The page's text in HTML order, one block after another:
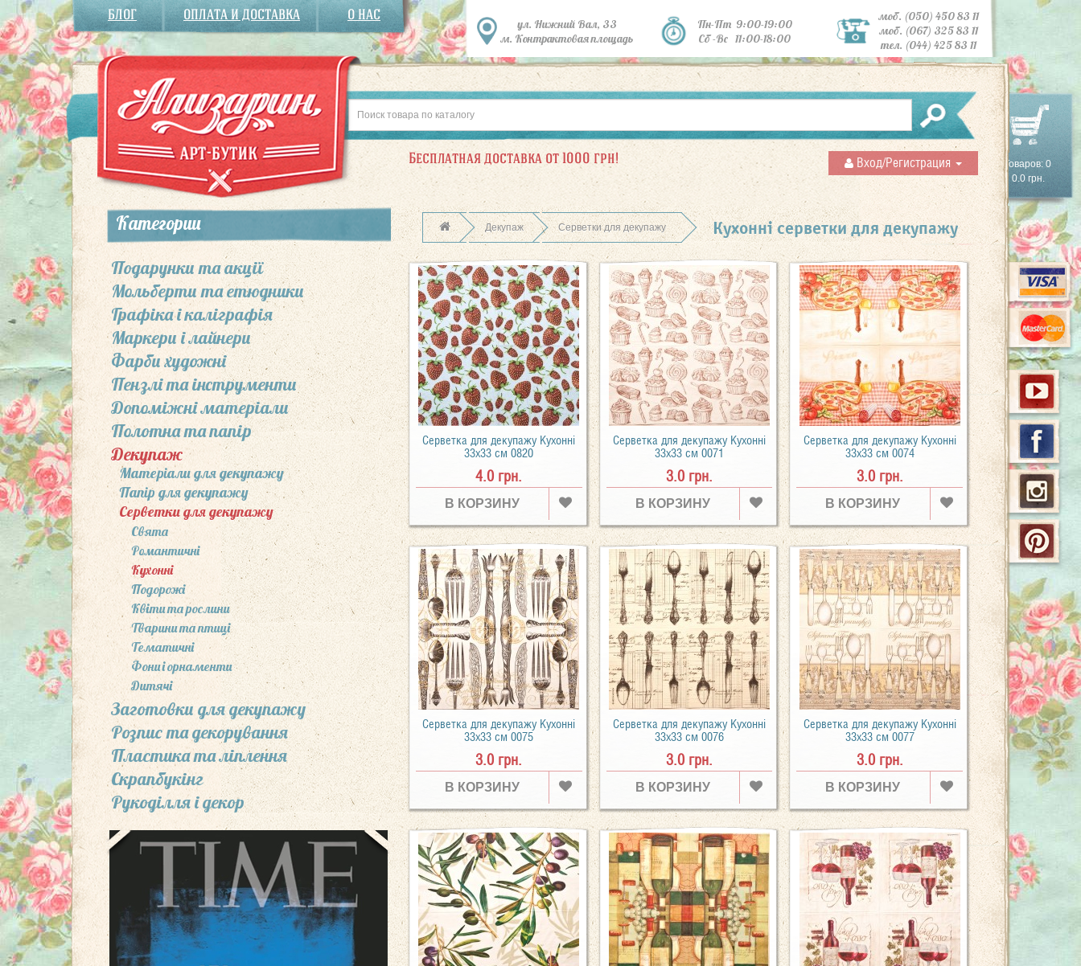
БЛОГ ОПЛАТА И ДОСТАВКА О НАС
ул. Нижний Вал, 33
м. Контрактовая площадь
Пн-Пт 9:00-19:00
Сб -Вс 11:00-18:00
моб. (050) 450 83 11
моб. (067) 325 83 11
тел. (044) 425 83 11
Товаров: 0
0.0 грн.
Бесплатная доставка от 1000 грн! Вход/Регистрация
Категории
Подарунки та акції
Мольберти та етюдники
Графіка і каліграфія
Маркери і лайнери
Фарби художні
Пензлі та інcтрументи
Допоміжні матеріали
Полотна та папір
Декупаж
Матеріали для декупажу
Папір для декупажу
Серветки для декупажу
Свята
Романтичні
Кухонні
Подорожі
Квіти та рослини
Тварини та птиці
Тематичні
Фони і орнаменти
Дитячі
Заготовки для декупажу
Розпис та декорування
Пластика та ліплення
Скрапбукінг
Рукоділля і декор
Декупаж Серветки для декупажу Кухонні серветки для декупажу
Серветка для декупажу Кухонні
33х33 см 0820
4.0 грн.
В КОРЗИНУ
Серветка для декупажу Кухонні
33х33 см 0071
3.0 грн.
В КОРЗИНУ
Серветка для декупажу Кухонні
33х33 см 0074
3.0 грн.
В КОРЗИНУ
Серветка для декупажу Кухонні
33х33 см 0075
3.0 грн.
В КОРЗИНУ
Серветка для декупажу Кухонні
33х33 см 0076
3.0 грн.
В КОРЗИНУ
Серветка для декупажу Кухонні
33х33 см 0077
3.0 грн.
В КОРЗИНУ